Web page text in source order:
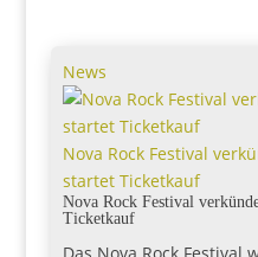
News
Nova Rock Festival
startet Ticketkauf
Nova Rock Festival
Ticketkauf